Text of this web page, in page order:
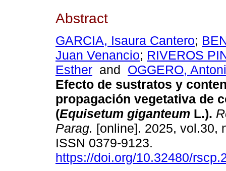
Abstract
GARCIA, Isaura Cantero;
Juan Venancio; RIVEROS
Esther and OGGERO,
Efecto de sustratos y
propagación vegetativa de
(Equisetum giganteum L.).
Parag. [online]. 2025, vol.30,
ISSN 0379-9123.
https://doi.org/10.32480/